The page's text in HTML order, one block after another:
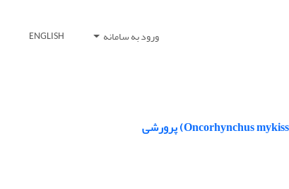
ورود به سامانه ENGLISH